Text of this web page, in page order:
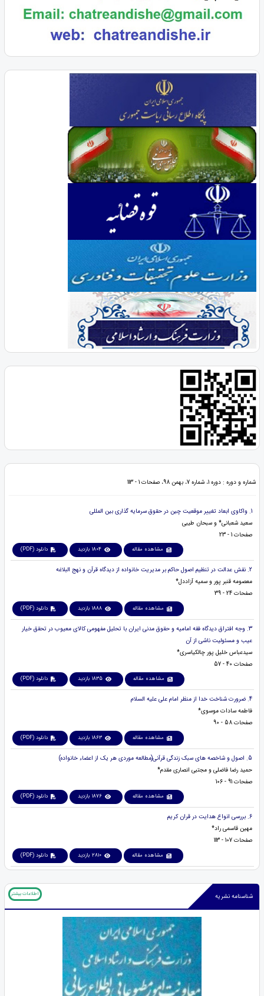
شماره و دوره : دوره 1، شماره 7، بهمن 98، صفحات 1 - 113
1. واکاوی ابعاد تغییر موقعیت چین در حقوق سرمایه گذاری بین المللی
سعید شعبانی* و سبحان طیبی
صفحات 1 - 23
مشاهده مقاله 1804 بازدید دانلود (PDF)
2. نقش عدالت در تنظیم اصول حاکم بر مدیریت خانواده از دیدگاه قرآن و نهج البلاغه
معصومه قنبر پور و سمیه آزاددل*
صفحات 24 - 39
مشاهده مقاله 1888 بازدید دانلود (PDF)
3. وجه افتراق دیدگاه فقه امامیه و حقوق مدنی ایران با تحلیل مفهومی کالای معیوب در تحقق خیار
عیب و مسئولیت ناشی از آن
سیدعباس خلیل پور چالکیاسری*
صفحات 40 - 57
مشاهده مقاله 1835 بازدید دانلود (PDF)
4. ضرورت شناخت خدا از منظر امام علی علیه السلام
فاطمه سادات موسوی*
صفحات 58 - 90
مشاهده مقاله 1863 بازدید دانلود (PDF)
5. اصول و شاخصه های سبک زندگی قرآنی(مطالعه موردی هر یک از اعضاء خانواده)
حمید رضا فاضلی و مجتبی انصاری مقدم*
صفحات 91 - 106
مشاهده مقاله 1876 بازدید دانلود (PDF)
6. بررسی انواع هدایت در قران کریم
مهین قاسمی راد*
صفحات 107 - 113
مشاهده مقاله 2810 بازدید دانلود (PDF)
شناسنامه نشریه اطلاعات بیشتر